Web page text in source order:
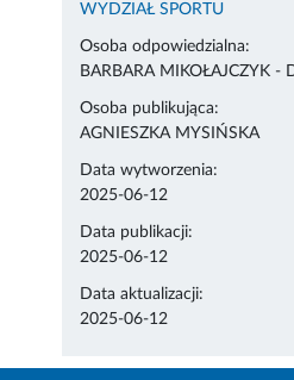
WYDZIAŁ SPORTU
Osoba odpowiedzialna:
BARBARA MIKOŁAJCZYK -
Osoba publikująca:
AGNIESZKA MYSIŃSKA
Data wytworzenia:
2025-06-12
Data publikacji:
2025-06-12
Data aktualizacji:
2025-06-12